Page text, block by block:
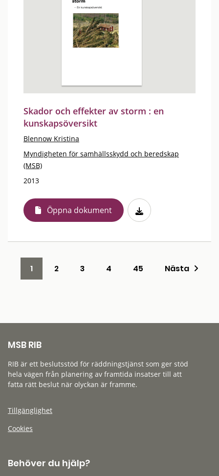
Skador och effekter av storm : en
kunskapsöversikt
Blennow Kristina
Myndigheten för samhällsskydd och beredskap
(MSB)
2013
Öppna dokument
1 2 3 4 45 Nästa
MSB RIB
RIB är ett beslutsstöd för räddningstjänst som ger stöd
hela vägen från planering av framtida insatser till att
fatta rätt beslut när olyckan är framme.
Tillgänglighet
Cookies
Behöver du hjälp?